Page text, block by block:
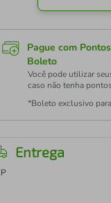
Pague com
Boleto
Você pode utilizar
caso não tenha
*Boleto exclusivo
Entrega